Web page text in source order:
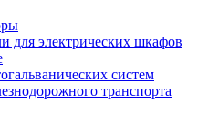
для электрических шкафов
систем
транспорта